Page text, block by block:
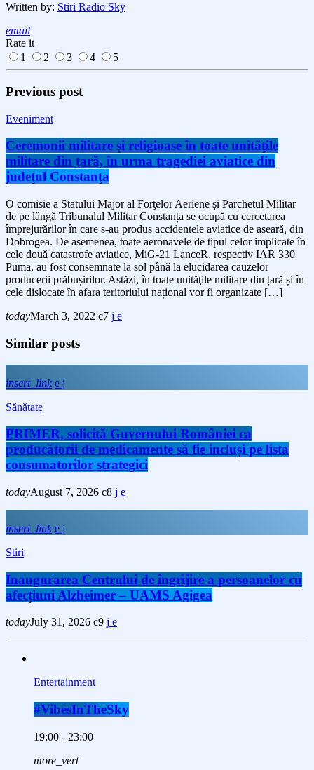
Written by: Stiri Radio Sky
email
Rate it
1
2 3 4 5
Previous post
Eveniment
Ceremonii militare şi religioase în toate unităţile
militare din ţară, în urma tragediei aviatice din
judeţul Constanţa
O comisie a Statului Major al Forţelor Aeriene și Parchetul Militar
de pe lângă Tribunalul Militar Constanța se ocupă cu cercetarea
împrejurărilor în care s-au produs accidentele aviatice de aseară, din
Dobrogea. De asemenea, toate aeronavele de tipul celor implicate în
cele două catastrofe aviatice, MiG-21 LanceR, respectiv IAR 330
Puma, au fost consemnate la sol până la elucidarea cauzelor
producerii prăbușirilor. Astăzi, în toate unităţile militare din țară și în
cele dislocate în afara teritoriului național vor fi organizate […]
todayMarch 3, 2022 7
Similar posts
insert_link
Sănătate
PRIMER, solicită Guvernului României ca
producătorii de medicamente să fie incluși pe lista
consumatorilor strategici
todayAugust 7, 2026 8
insert_link
Stiri
Inaugurarea Centrului de îngrijire a persoanelor cu
afecțiuni Alzheimer – UAMS Agigea
todayJuly 31, 2026 9
Entertainment
#VibesInTheSky
19:00 - 23:00
more_vert